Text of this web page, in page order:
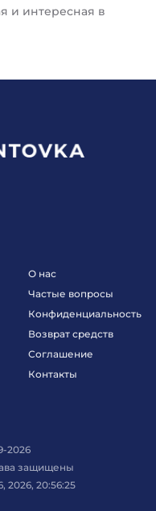
и интересная в
О нас
Частые вопросы
Конфиденциальность
Возврат средств
Соглашение
Контакты
2026
защищены
2026, 20:56:25